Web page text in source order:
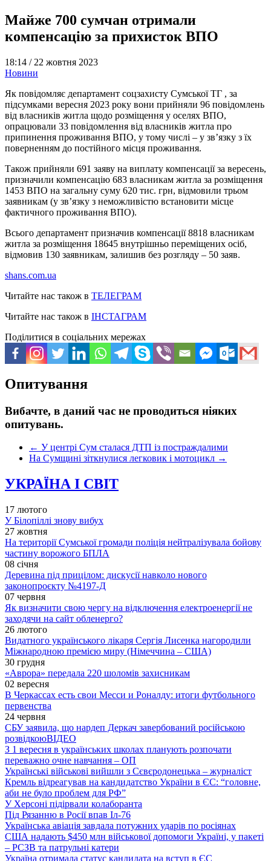
Майже 700 сумчан отримали
компенсацію за прихисток ВПО
18:14 / 22 жовтня 2023
Новини
Як повідомляє департамент соцзахисту Сумської ТГ , за
підсумками вересня 2023 року вони прийняли 96 повідомлень
від власників житла щодо розміщення у оселях ВПО,
опрацювали 33 повідомлення від власників житла про
припинення проживання ВПО, у тому числі – у зв’язку з їх
поверненням до постійного місця проживання.
Також прийняли 691 заяву на виплату компенсації за вересень,
призначили компенсацію 683 власникам житла за розміщення
1453 ВПО на загальну суму 620 тис. грн, відмовили трьом
заявникам (у зв’язку з неможливістю встановити місце
фактичного проживання ВПО).
Всього департамент призначив компенсації 8818 власникам
житла за розміщення 18645 внутрішньо переміщених осіб,
відмовив 130 заявникам, залишив без розгляду – 50 заяв.
shans.com.ua
Читайте нас також в ТЕЛЕГРАМ
Читайте нас також в ІНСТАГРАМ
Поділитися в соціальних мережах
Опитування
Вибачте, в даний час не проводиться ніяких
опитувань.
← У центрі Сум сталася ДТП із постраждалими
На Сумщині зіткнулися легковик і мотоцикл →
УКРАЇНА І СВІТ
17 лютого
У Білопіллі знову вибух
27 жовтня
На території Сумської громади поліція нейтралізувала бойову
частину ворожого БПЛА
08 січня
Деревина під прицілом: дискусії навколо нового
законопроєкту №4197-Д
07 червня
Як визначити свою чергу на відключення електроенергії не
заходячи на сайт обленерго?
26 лютого
Видатного українського лікаря Сергія Лисенка нагородили
Міжнародною премією миру (Німеччина – США)
30 грудня
«Аврора» передала 220 шоломів захисникам
02 вересня
В Черкассах есть свои Месси и Роналду: итоги футбольного
первенства
24 червня
СБУ заявила, що нардеп Деркач завербований російською
розвідкоюВІДЕО
З 1 вересня в українських школах планують розпочати
переважно очне навчання – ОП
Українські військові вийшли з Сєвєродонецька – журналіст
Кремль відреагував на кандидатство України в ЄС: “головне,
аби не було проблем для РФ”
У Херсоні підірвали колаборанта
Під Рязанню в Росії впав Іл-76
Українська авіація завдала потужних ударів по росіянах
США надають $450 млн військової допомоги Україні, у пакеті
– РСЗВ та патрульні катери
Україна отримала статус кандидата на вступ в ЄС